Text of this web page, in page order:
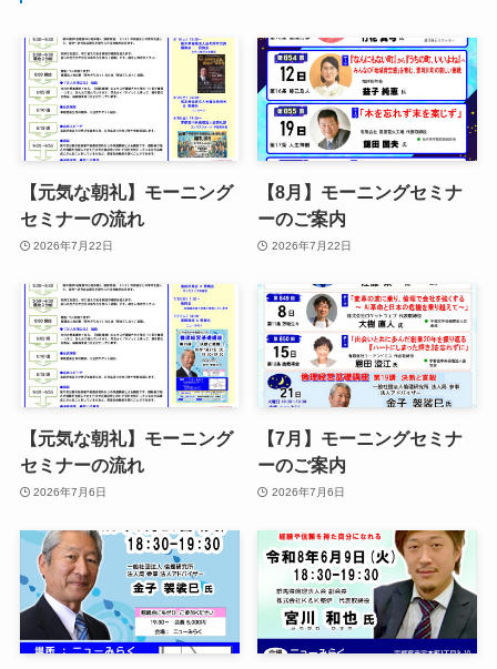
【元気な朝礼】モーニング
セミナーの流れ
2026年7月22日
【8月】モーニングセミナ
ーのご案内
2026年7月22日
【元気な朝礼】モーニング
セミナーの流れ
2026年7月6日
【7月】モーニングセミナ
ーのご案内
2026年7月6日